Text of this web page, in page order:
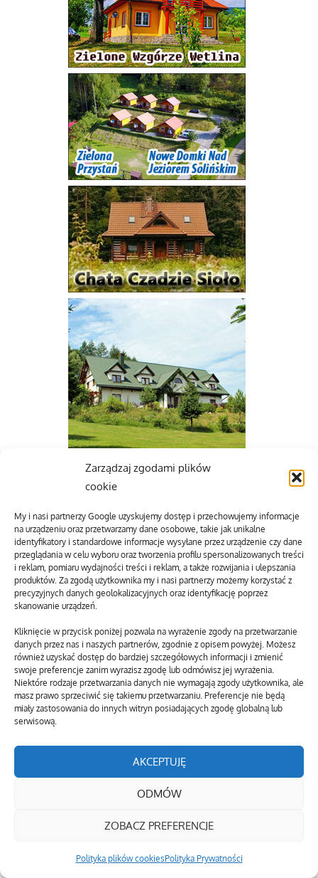
Zarządzaj zgodami plików
cookie
My i nasi partnerzy Google uzyskujemy dostęp i przechowujemy informacje
na urządzeniu oraz przetwarzamy dane osobowe, takie jak unikalne
identyfikatory i standardowe informacje wysyłane przez urządzenie czy dane
przeglądania w celu wyboru oraz tworzenia profilu spersonalizowanych treści
i reklam, pomiaru wydajności treści i reklam, a także rozwijania i ulepszania
produktów. Za zgodą użytkownika my i nasi partnerzy możemy korzystać z
precyzyjnych danych geolokalizacyjnych oraz identyfikację poprzez
skanowanie urządzeń.
Kliknięcie w przycisk poniżej pozwala na wyrażenie zgody na przetwarzanie
danych przez nas i naszych partnerów, zgodnie z opisem powyżej. Możesz
również uzyskać dostęp do bardziej szczegółowych informacji i zmienić
swoje preferencje zanim wyrazisz zgodę lub odmówisz jej wyrażenia.
Niektóre rodzaje przetwarzania danych nie wymagają zgody użytkownika, ale
masz prawo sprzeciwić się takiemu przetwarzaniu. Preferencje nie będą
miały zastosowania do innych witryn posiadających zgodę globalną lub
serwisową.
AKCEPTUJĘ
ODMÓW
ZOBACZ PREFERENCJE
Polityka plików cookiesPolityka Prywatności